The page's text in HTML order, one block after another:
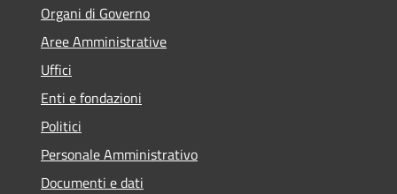
Organi di Governo
Aree Amministrative
Uffici
Enti e fondazioni
Politici
Personale Amministrativo
Documenti e dati